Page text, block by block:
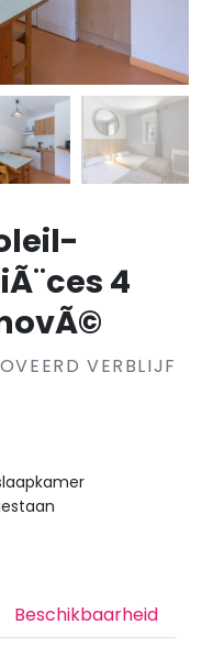
4
VERBLIJF
Beschikbaarheid